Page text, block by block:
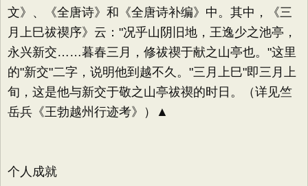
文》、《全唐诗》和《全唐诗补编》中。其中，《三
月上巳祓禊序》云："况乎山阴旧地，王逸少之池亭，
永兴新交……暮春三月，修祓禊于献之山亭也。"这里
的"新交"二字，说明他到越不久。"三月上巳"即三月上
旬，这是他与新交于敬之山亭祓禊的时日。（详见竺
岳兵《王勃越州行迹考》）▲
个人成就